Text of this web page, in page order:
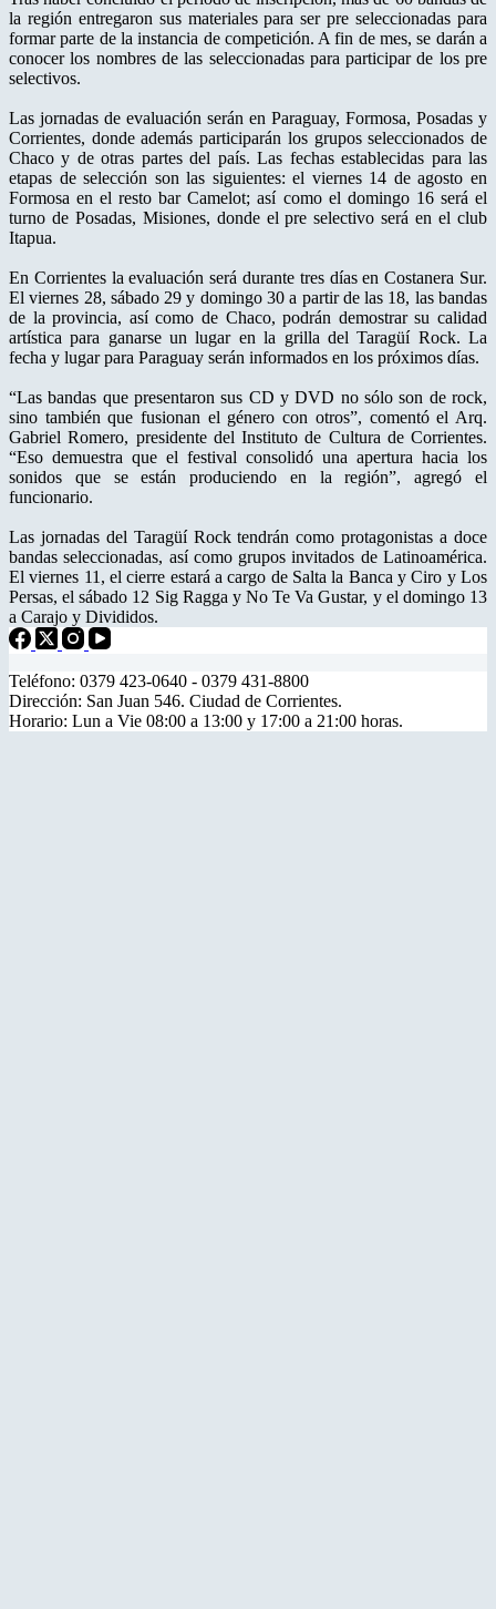
la región entregaron sus materiales para ser pre seleccionadas para
formar parte de la instancia de competición. A fin de mes, se darán a
conocer los nombres de las seleccionadas para participar de los pre
selectivos.
Las jornadas de evaluación serán en Paraguay, Formosa, Posadas y
Corrientes, donde además participarán los grupos seleccionados de
Chaco y de otras partes del país. Las fechas establecidas para las
etapas de selección son las siguientes: el viernes 14 de agosto en
Formosa en el resto bar Camelot; así como el domingo 16 será el
turno de Posadas, Misiones, donde el pre selectivo será en el club
Itapua.
En Corrientes la evaluación será durante tres días en Costanera Sur.
El viernes 28, sábado 29 y domingo 30 a partir de las 18, las bandas
de la provincia, así como de Chaco, podrán demostrar su calidad
artística para ganarse un lugar en la grilla del Taragüí Rock. La
fecha y lugar para Paraguay serán informados en los próximos días.
“Las bandas que presentaron sus CD y DVD no sólo son de rock,
sino también que fusionan el género con otros”, comentó el Arq.
Gabriel Romero, presidente del Instituto de Cultura de Corrientes.
“Eso demuestra que el festival consolidó una apertura hacia los
sonidos que se están produciendo en la región”, agregó el
funcionario.
Las jornadas del Taragüí Rock tendrán como protagonistas a doce
bandas seleccionadas, así como grupos invitados de Latinoamérica.
El viernes 11, el cierre estará a cargo de Salta la Banca y Ciro y Los
Persas, el sábado 12 Sig Ragga y No Te Va Gustar, y el domingo 13
a Carajo y Divididos.
Teléfono: 0379 423-0640 - 0379 431-8800
Dirección: San Juan 546. Ciudad de Corrientes.
Horario: Lun a Vie 08:00 a 13:00 y 17:00 a 21:00 horas.